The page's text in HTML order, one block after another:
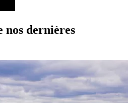
nos dernières